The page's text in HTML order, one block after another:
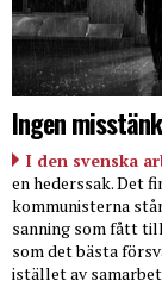
Ingen
I den svenska
en hederssak. Det
kommunisterna
sanning som fått
som det bästa
istället av